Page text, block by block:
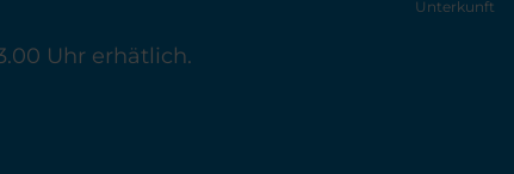
Unterkunft
Uhr erhätlich.